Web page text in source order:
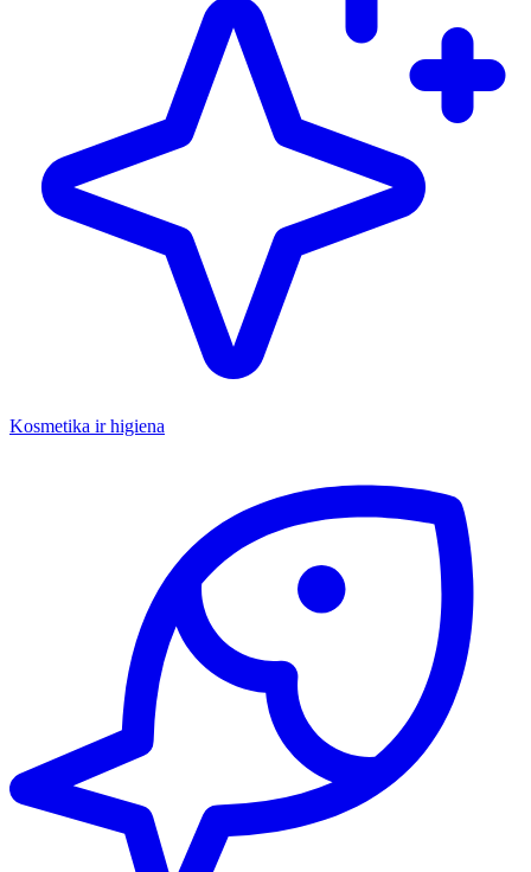
Kosmetika ir higiena